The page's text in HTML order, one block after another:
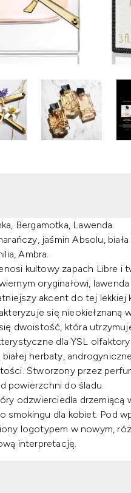
Bergamotka, Lawenda.
jaśmin Absolu,
Ambra.
kultowy zapach Libre i
oryginałowi,
akcent do tej
się nieokiełznaną
dwoistość, która
dla YSL
herbaty,
Stworzony przez
powierzchni do śladu.
odzwierciedla drzemiącą
smokingu dla kobiet. Pod
logotypem w nowym,
interpretację.